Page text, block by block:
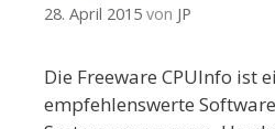
28. April 2015 von JP
Die Freeware CPUInfo ist
empfehlenswerte